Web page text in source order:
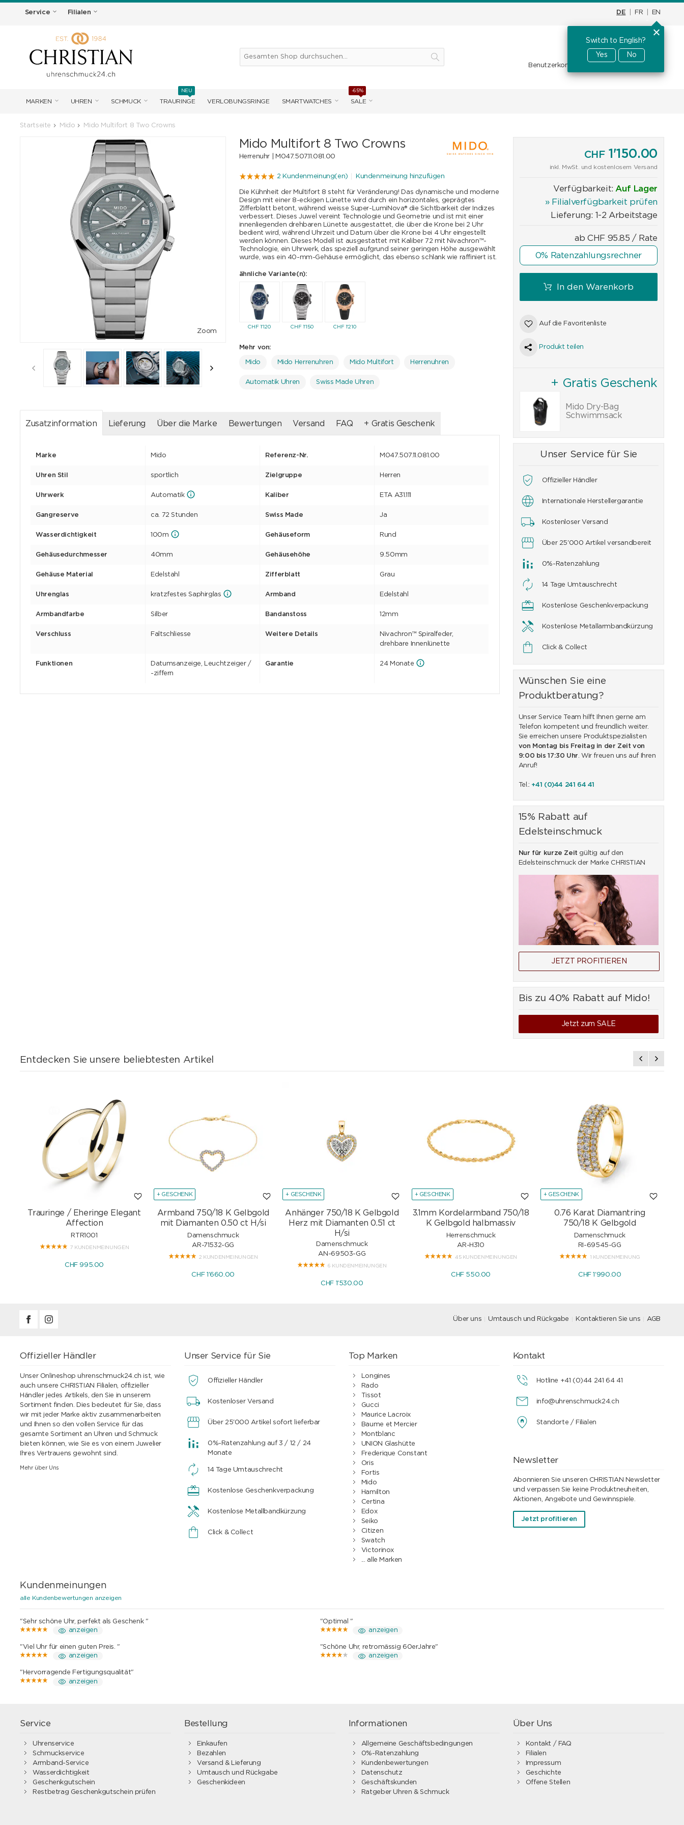
Service Filialen DE FR EN
Switch to English?
Yes
No
Warenkorb CHF0.00
Benutzerkonto
MARKEN UHREN SCHMUCK TRAURINGE
NEU
VERLOBUNGSRINGE SMARTWATCHES SALE
-65%
Startseite Mido Mido Multifort 8 Two Crowns
Zoom
Mido Multifort 8 Two Crowns
Herrenuhr | M047.507.11.081.00
2 Kundenmeinung(en) Kundenmeinung hinzufügen
Die Kühnheit der Multifort 8 steht für Veränderung! Das dynamische und moderne
Design mit einer 8-eckigen Lünette wird durch ein horizontales, geprägtes
Zifferblatt betont, während weisse Super-LumiNova® die Sichtbarkeit der Indizes
verbessert. Dieses Juwel vereint Technologie und Geometrie und ist mit einer
innenliegenden drehbaren Lünette ausgestattet, die über die Krone bei 2 Uhr
bedient wird, während Uhrzeit und Datum über die Krone bei 4 Uhr eingestellt
werden können. Dieses Modell ist ausgestattet mit Kaliber 72 mit Nivachron™-
Technologie, ein Uhrwerk, das speziell aufgrund seiner geringen Höhe ausgewählt
wurde, was ein 40-mm-Gehäuse ermöglicht, das ebenso schlank wie raffiniert ist.
ähnliche Variante(n):
CHF1'120 CHF1'150 CHF1'210
Mehr von:
Mido Mido Herrenuhren Mido Multifort Herrenuhren
Automatik Uhren Swiss Made Uhren
CHF1'150.00
inkl. MwSt. und kostenlosem Versand
Verfügbarkeit: Auf Lager
» Filialverfügbarkeit prüfen
Lieferung: 1-2 Arbeitstage
abCHF 95.85 / Rate
0% Ratenzahlungsrechner
In den Warenkorb
Auf die Favoritenliste
Produkt teilen
+ Gratis Geschenk
Mido Dry-Bag
Schwimmsack
Unser Service für Sie
Offizieller Händler
Internationale Herstellergarantie
Kostenloser Versand
Über 25'000 Artikel versandbereit
0%-Ratenzahlung
14 Tage Umtauschrecht
Kostenlose Geschenkverpackung
Kostenlose Metallarmbandkürzung
Click & Collect
Wünschen Sie eine
Produktberatung?
Unser Service Team hilft Ihnen gerne am
Telefon kompetent und freundlich weiter.
Sie erreichen unsere Produktspezialisten
von Montag bis Freitag in der Zeit von
9:00 bis 17:30 Uhr. Wir freuen uns auf Ihren
Anruf!
Tel.: +41 (0)44 241 64 41
15% Rabatt auf
Edelsteinschmuck
Nur für kurze Zeit gültig auf den
Edelsteinschmuck der Marke CHRISTIAN
JETZT PROFITIEREN
Bis zu 40% Rabatt auf Mido!
Jetzt zum SALE
Zusatzinformation Lieferung Über die Marke Bewertungen Versand FAQ + Gratis Geschenk
Marke Mido Referenz-Nr. M047.507.11.081.00
Uhren Stil sportlich Zielgruppe Herren
Uhrwerk Automatik Kaliber ETA A31.111
Gangreserve ca. 72 Stunden Swiss Made Ja
Wasserdichtigkeit 100m Gehäuseform Rund
Gehäusedurchmesser 40mm Gehäusehöhe 9.50mm
Gehäuse Material Edelstahl Zifferblatt Grau
Uhrenglas kratzfestes Saphirglas Armband Edelstahl
Armbandfarbe Silber Bandanstoss 12mm
Verschluss Faltschliesse Weitere Details
Nivachron™ Spiralfeder,
drehbare Innenlünette
Funktionen
Datumsanzeige, Leuchtzeiger /
-ziffern
Garantie 24 Monate
Entdecken Sie unsere beliebtesten Artikel
Trauringe / Eheringe Elegant
Affection
RTR1001
7 KUNDENMEINUNGEN
CHF 995.00
+ GESCHENK
Armband 750/18 K Gelbgold
mit Diamanten 0.50 ct H/si
Damenschmuck
AR-71532-GG
2 KUNDENMEINUNGEN
CHF 1'660.00
+ GESCHENK
Anhänger 750/18 K Gelbgold
Herz mit Diamanten 0.51 ct
H/si
Damenschmuck
AN-69503-GG
6 KUNDENMEINUNGEN
CHF 1'530.00
+ GESCHENK
3.1mm Kordelarmband 750/18
K Gelbgold halbmassiv
Herrenschmuck
AR-H310
45 KUNDENMEINUNGEN
CHF 550.00
+ GESCHENK
0.76 Karat Diamantring
750/18 K Gelbgold
Damenschmuck
RI-69545-GG
1 KUNDENMEINUNG
CHF 1'990.00
Über uns Umtausch und Rückgabe Kontaktieren Sie uns AGB
Offizieller Händler
Unser Onlineshop uhrenschmuck24.ch ist, wie
auch unsere CHRISTIAN Filialen, offizieller
Händler jedes Artikels, den Sie in unserem
Sortiment finden. Dies bedeutet für Sie, dass
wir mit jeder Marke aktiv zusammenarbeiten
und Ihnen so den vollen Service für das
gesamte Sortiment an Uhren und Schmuck
bieten können, wie Sie es von einem Juwelier
Ihres Vertrauens gewohnt sind.
Mehr über Uns
Unser Service für Sie
Offizieller Händler
Kostenloser Versand
Über 25'000 Artikel sofort lieferbar
0%-Ratenzahlung auf 3 / 12 / 24
Monate
14 Tage Umtauschrecht
Kostenlose Geschenkverpackung
Kostenlose Metallbandkürzung
Click & Collect
Top Marken
Longines
Rado
Tissot
Gucci
Maurice Lacroix
Baume et Mercier
Montblanc
UNION Glashütte
Frederique Constant
Oris
Fortis
Mido
Hamilton
Certina
Edox
Seiko
Citizen
Swatch
Victorinox
... alle Marken
Kontakt
Hotline +41 (0)44 241 64 41
info@uhrenschmuck24.ch
Standorte / Filialen
Newsletter
Abonnieren Sie unseren CHRISTIAN Newsletter
und verpassen Sie keine Produktneuheiten,
Aktionen, Angebote und Gewinnspiele.
Jetzt profitieren
Kundenmeinungen
alle Kundenbewertungen anzeigen
"Sehr schöne Uhr, perfekt als Geschenk "
anzeigen
"Optimal "
anzeigen
"Viel Uhr für einen guten Preis. "
anzeigen
"Schöne Uhr, retromässig 60erJahre"
anzeigen
"Hervorragende Fertigungsqualität"
anzeigen
Service
Uhrenservice
Schmuckservice
Armband-Service
Wasserdichtigkeit
Geschenkgutschein
Restbetrag Geschenkgutschein prüfen
Bestellung
Einkaufen
Bezahlen
Versand & Lieferung
Umtausch und Rückgabe
Geschenkideen
Informationen
Allgemeine Geschäftsbedingungen
0%-Ratenzahlung
Kundenbewertungen
Datenschutz
Geschäftskunden
Ratgeber Uhren & Schmuck
Über Uns
Kontakt / FAQ
Filialen
Impressum
Geschichte
Offene Stellen